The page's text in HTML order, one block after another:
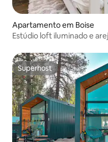
Apartamento em Boise
Estúdio loft iluminado e
Superhost
Superhost